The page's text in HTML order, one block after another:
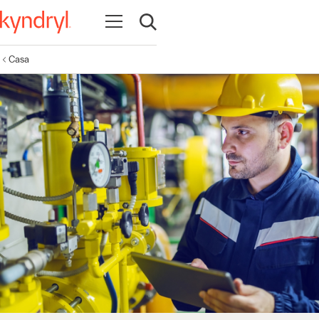
Abrir navegação
Abrir pesquisa
Casa